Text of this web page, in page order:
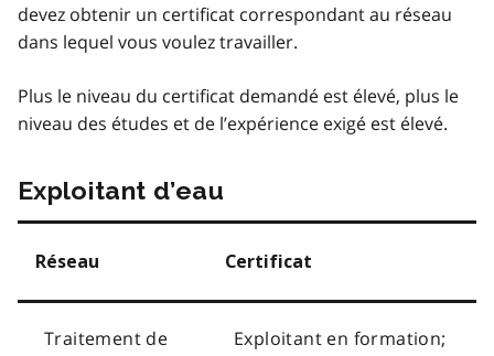
devez obtenir un certificat correspondant au réseau
dans lequel vous voulez travailler.
Plus le niveau du certificat demandé est élevé, plus le
niveau des études et de l’expérience exigé est élevé.
Exploitant d’eau
Réseau Certificat
Traitement de
Exploitant en formation;